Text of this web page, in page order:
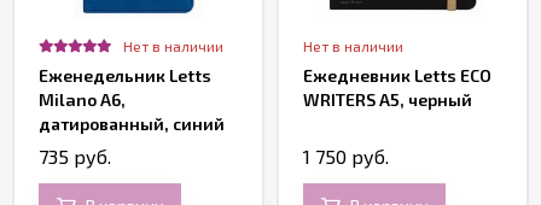
Нет в наличии
Еженедельник Letts
Milano A6,
датированный, синий
735 руб.
Нет в наличии
Ежедневник Letts ECO
WRITERS A5, черный
1 750 руб.